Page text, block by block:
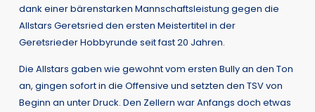
dank einer bärenstarken Mannschaftsleistung gegen die
Allstars Geretsried den ersten Meistertitel in der
Geretsrieder Hobbyrunde seit fast 20 Jahren.
Die Allstars gaben wie gewohnt vom ersten Bully an den Ton
an, gingen sofort in die Offensive und setzten den TSV von
Beginn an unter Druck. Den Zellern war Anfangs doch etwas